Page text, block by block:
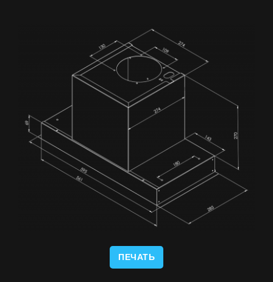
ПЕЧАТЬ